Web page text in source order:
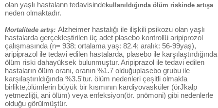
olan yaşlı hastalann tedavisindekullanıldığında ölüm riskinde artışa
neden olmaktadır.
Mortalitede artış: Alzheimer hastalığı ile ilişkili psikozu olan yaşlı
hastalarda gerçekleştirilen üç adet plasebo kontrollü aripiprozol
çalışmasında (n= 938; ortalama yaş: 82.4; aralık: 56-99yaş),
aripiprazol ile tedavi edilen hastalarda, plasebo ile karşılaştırdığında
ölüm riski dahayüksek bulunmuştur. Aripiprazol ile tedavi edilen
hastaların ölüm oranı, oranın %1.7 olduğuplasebo grubu ile
karşılaştırıldığında %3.5'tur. ölüm nedenleri çeşitli olmakla
birlikte,ölümlerin büyük bir kısmının kardiyovasküler (örJkalp
yetmezliği, ani ölüm) veya enfeksiyon(ör. pnömoni) gibi nedenlerle
olduğu görülmüştür.